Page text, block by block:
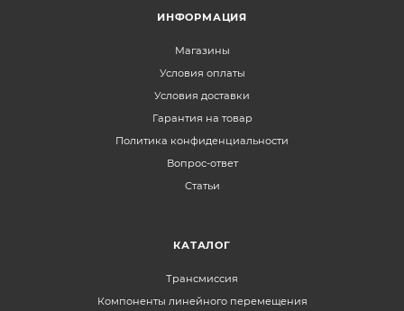
ИНФОРМАЦИЯ
Магазины
Условия оплаты
Условия доставки
Гарантия на товар
Политика конфиденциальности
Вопрос-ответ
Статьи
КАТАЛОГ
Трансмиссия
Компоненты линейного перемещения